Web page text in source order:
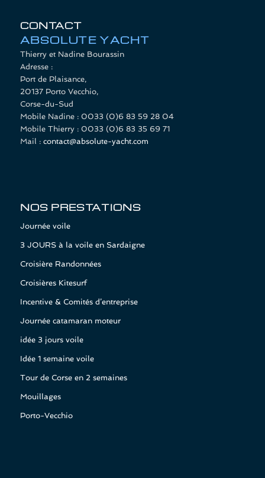
CONTACT
ABSOLUTE YACHT
Thierry et Nadine Bourassin
Adresse :
Port de Plaisance,
20137 Porto Vecchio,
Corse-du-Sud
Mobile Nadine : 0033 (0)6 83 59 28 04
Mobile Thierry : 0033 (0)6 83 35 69 71
Mail : contact@absolute-yacht.com
NOS PRESTATIONS
Journée voile
3 JOURS à la voile en Sardaigne
Croisière Randonnées
Croisières Kitesurf
Incentive & Comités d’entreprise
Journée catamaran moteur
idée 3 jours voile
Idée 1 semaine voile
Tour de Corse en 2 semaines
Mouillages
Porto-Vecchio